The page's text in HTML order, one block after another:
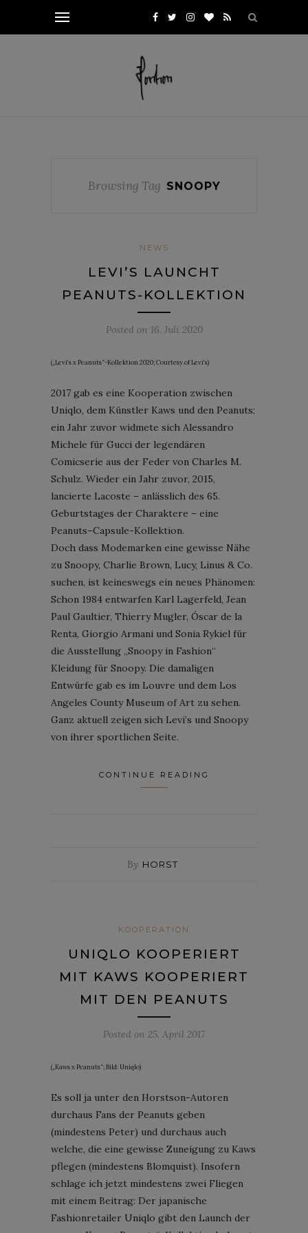
Browsing Tag SNOOPY
NEWS
LEVI’S LAUNCHT
PEANUTS-KOLLEKTION
Posted on 16. Juli 2020
(„Levi’s x Peanuts“-Kollektion 2020; Courtesy of Levi’s)
2017 gab es eine Kooperation zwischen
Uniqlo, dem Künstler Kaws und den Peanuts;
ein Jahr zuvor widmete sich Alessandro
Michele für Gucci der legendären
Comicserie aus der Feder von Charles M.
Schulz. Wieder ein Jahr zuvor, 2015,
lancierte Lacoste – anlässlich des 65.
Geburtstages der Charaktere – eine
Peanuts–Capsule-Kollektion.
Doch dass Modemarken eine gewisse Nähe
zu Snoopy, Charlie Brown, Lucy, Linus & Co.
suchen, ist keineswegs ein neues Phänomen:
Schon 1984 entwarfen Karl Lagerfeld, Jean
Paul Gaultier, Thierry Mugler, Óscar de la
Renta, Giorgio Armani und Sonia Rykiel für
die Ausstellung „Snoopy in Fashion“
Kleidung für Snoopy. Die damaligen
Entwürfe gab es im Louvre und dem Los
Angeles County Museum of Art zu sehen.
Ganz aktuell zeigen sich Levi’s und Snoopy
von ihrer sportlichen Seite.
CONTINUE READING
By HORST
KOOPERATION
UNIQLO KOOPERIERT
MIT KAWS KOOPERIERT
MIT DEN PEANUTS
Posted on 25. April 2017
(„Kaws x Peanuts“; Bild: Uniqlo)
Es soll ja unter den Horstson-Autoren
durchaus Fans der Peanuts geben
(mindestens Peter) und durchaus auch
welche, die eine gewisse Zuneigung zu Kaws
pflegen (mindestens Blomquist). Insofern
schlage ich jetzt mindestens zwei Fliegen
mit einem Beitrag: Der japanische
Fashionretailer Uniqlo gibt den Launch der